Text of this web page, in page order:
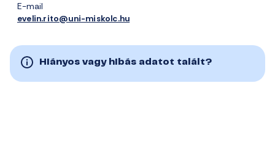
E-mail
evelin.rito@uni-miskolc.hu
Hiányos vagy hibás adatot talált?